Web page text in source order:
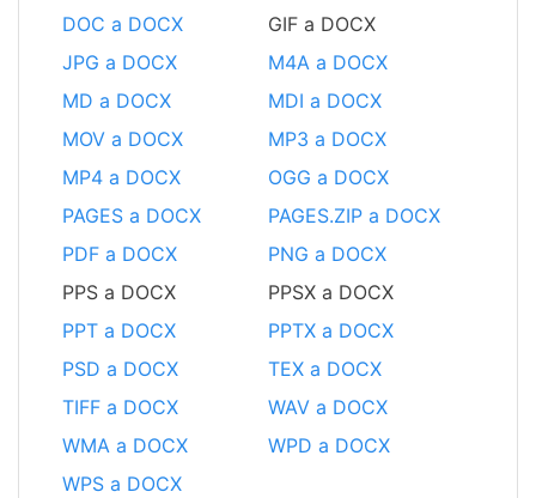
DOC a DOCX
GIF a DOCX
JPG a DOCX
M4A a DOCX
MD a DOCX
MDI a DOCX
MOV a DOCX
MP3 a DOCX
MP4 a DOCX
OGG a DOCX
PAGES a DOCX
PAGES.ZIP a DOCX
PDF a DOCX
PNG a DOCX
PPS a DOCX
PPSX a DOCX
PPT a DOCX
PPTX a DOCX
PSD a DOCX
TEX a DOCX
TIFF a DOCX
WAV a DOCX
WMA a DOCX
WPD a DOCX
WPS a DOCX